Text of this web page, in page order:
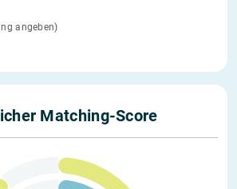
angeben)
Matching-Score